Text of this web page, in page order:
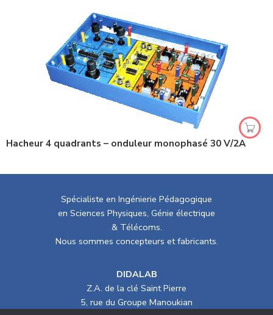
Hacheur 4 quadrants – onduleur monophasé 30 V/2A
Spécialiste en Ingénierie Pédagogique
en Sciences Physiques, Génie électrique
& Télécoms.
Nous sommes concepteurs et fabricants.
DIDALAB
Z.A. de la clé Saint Pierre
5, rue du Groupe Manoukian